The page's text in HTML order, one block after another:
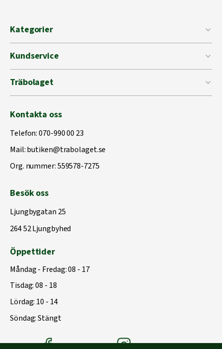
Kategorier
Kundservice
Träbolaget
Kontakta oss
Telefon:070-990 00 23
Mail:butiken@trabolaget.se
Org. nummer: 559578-7275
Besök oss
Ljungbygatan 25
264 52 Ljungbyhed
Öppettider
Måndag - Fredag: 08 - 17
Tisdag: 08 - 18
Lördag: 10 - 14
Söndag: Stängt